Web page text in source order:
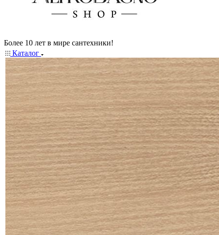
Более 10 лет в мире сантехники!
Каталог